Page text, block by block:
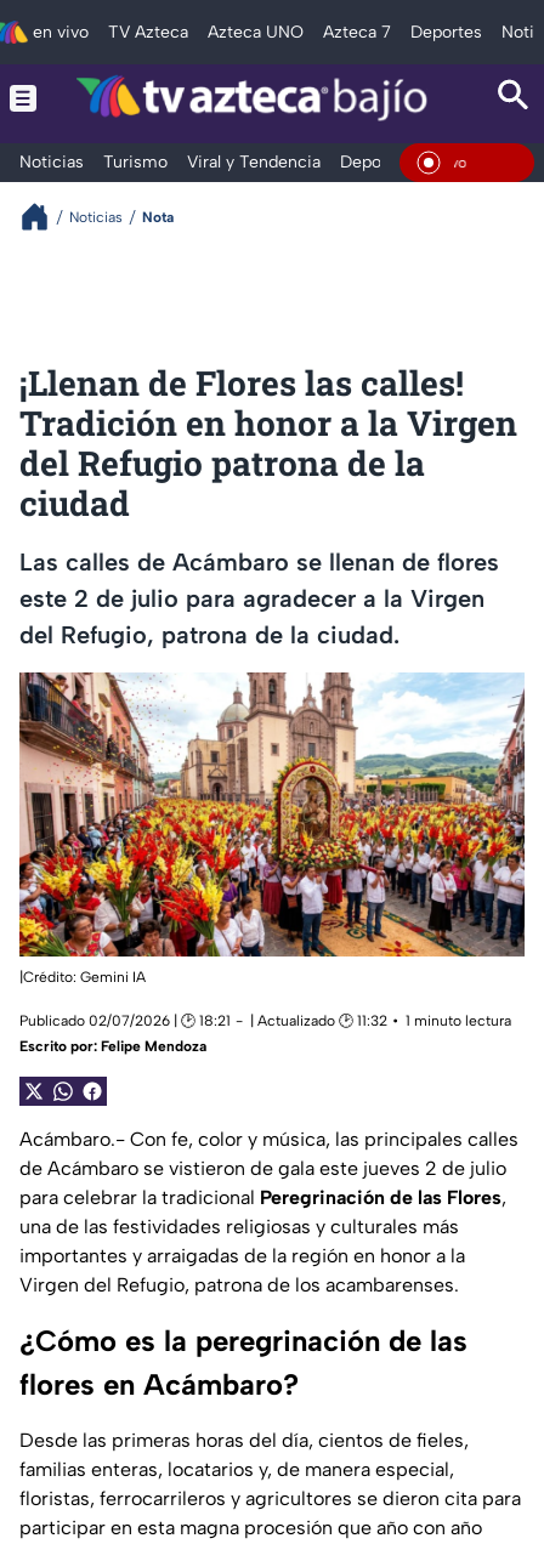
en vivo TV Azteca Azteca UNO Azteca 7 Deportes
Noticias Turismo Viral y Tendencia Deportes Espectáculos
En
Noticias Nota
¡Llenan de Flores las calles!
Tradición en honor a la Virgen
del Refugio patrona de la
ciudad
Las calles de Acámbaro se llenan de flores
este 2 de julio para agradecer a la Virgen
del Refugio, patrona de la ciudad.
|Crédito: Gemini IA
Publicado 02/07/2026 | 🕑 18:21 | Actualizado 🕑 11:32
1 minuto lectura
Escrito por: Felipe Mendoza
Acámbaro.- Con fe, color y música, las principales calles
de Acámbaro se vistieron de gala este jueves 2 de julio
para celebrar la tradicional Peregrinación de las Flores,
una de las festividades religiosas y culturales más
importantes y arraigadas de la región en honor a la
Virgen del Refugio, patrona de los acambarenses.
¿Cómo es la peregrinación de las
flores en Acámbaro?
Desde las primeras horas del día, cientos de fieles,
familias enteras, locatarios y, de manera especial,
floristas, ferrocarrileros y agricultores se dieron cita para
participar en esta magna procesión que año con año